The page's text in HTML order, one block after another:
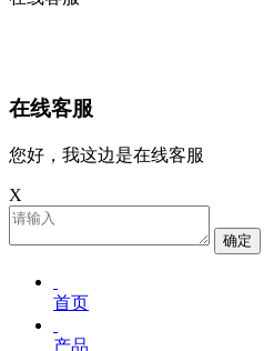
在线客服
您好，我这边是在线客服
X
确定
首页
产品